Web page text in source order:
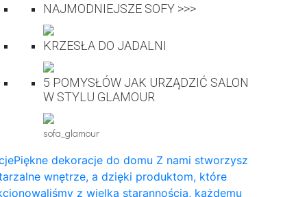
NAJMODNIEJSZE SOFY >>>
KRZESŁA DO JADALNI
5 POMYSŁÓW JAK URZĄDZIĆ SALON
W STYLU GLAMOUR
sofa_glamour
Piękne dekoracje do domu Z nami stworzysz
wnętrze, a dzięki produktom, które
z wielką starannością, każdemu